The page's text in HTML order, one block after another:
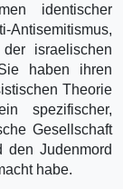
identischer
Antisemitismus,
israelischen
haben ihren
Theorie
spezifischer,
Gesellschaft
den Judenmord
habe.